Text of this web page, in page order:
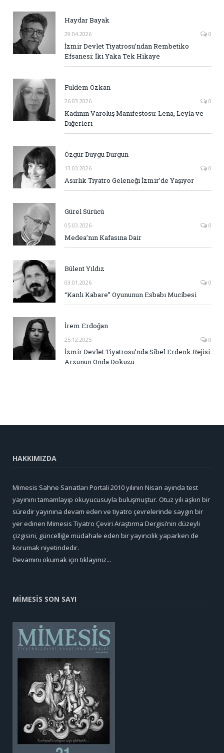
Haydar Bayak
29.04.2026 0
İzmir Devlet Tiyatrosu’ndan Rembetiko
Efsanesi: İki Yaka Tek Hikaye
Fuldem Özkan
26.03.2026 0
Kadının Varoluş Manifestosu: Lena, Leyla ve
Diğerleri
Özgür Duygu Durgun
13.03.2026 0
Asırlık Tiyatro Geleneği İzmir’de Yaşıyor
Gürel Sürücü
05.03.2026 0
Medea’nın Kafasına Dair
Bülent Yıldız
03.01.2026 0
“Kanlı Kabare” Oyununun Esbabı Mucibesi
İrem Erdoğan
25.12.2025 0
İzmir Devlet Tiyatrosu’nda Sibel Erdenk Rejisi:
Arzunun Onda Dokuzu
HAKKIMIZDA
Mimesis Sahne Sanatları Portali 2010 yılının Nisan ayında test
yayınını tamamlayıp okuyucusuyla buluşmuştur. Otuz yılı aşkın bir
süredir yayınına devam eden ve tiyatro çevrelerinde saygın bir
yer edinen Mimesis Tiyatro Çeviri Araştırma Dergisi’nin düzeyli
çizgisini, güncelliğe müdahale eden bir yayıncılık yaparken de
korumak niyetindedir.
Devamını okumak için tıklayınız...
MİMESİS SON SAYI